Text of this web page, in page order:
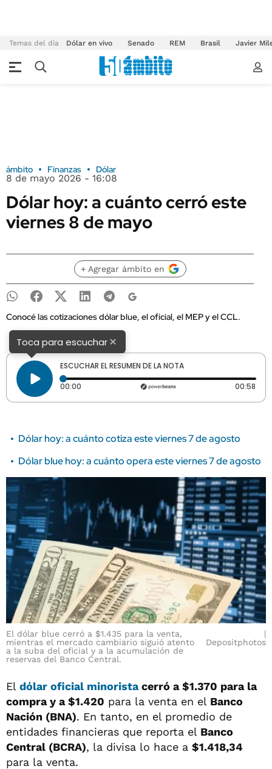
Temas del día Dólar en vivo Senado REM Brasil Javier
ámbito Finanzas Dólar
8 de mayo 2026 - 16:08
Dólar hoy: a cuánto cerró este
viernes 8 de mayo
+ Agregar ámbito en
Conocé las cotizaciones dólar blue, el oficial, el MEP y el CCL.
Toca para escuchar×
ESCUCHAR EL RESUMEN DE LA NOTA
00:00 Tiempo transcurrido: 0 segundos 00:58
Dólar hoy: a cuánto cotiza este viernes 7 de agosto
Dólar blue hoy: a cuánto opera este viernes 7 de agosto
El dólar blue cerró a $1.435 para la venta,
mientras el mercado cambiario siguió atento
a la suba del oficial y a la acumulación de
reservas del Banco Central.
Depositphotos
El dólar oficial minoristacerró a$1.370 para la
compra y a$1.420 para la venta en el Banco
Nación (BNA). En tanto, en el promedio de
entidades financieras que reporta el Banco
Central (BCRA), la divisa lo hace a $1.418,34
para la venta.